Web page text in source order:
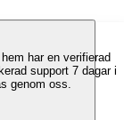
har en verifierad
support 7 dagar i
genom oss.